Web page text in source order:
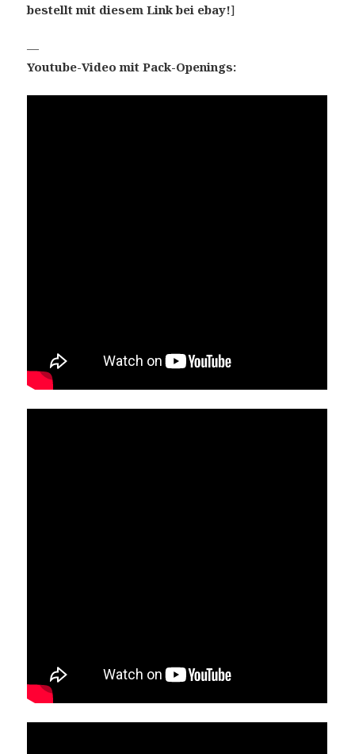
bestellt mit diesem Link bei ebay!]
—
Youtube-Video mit Pack-Openings: